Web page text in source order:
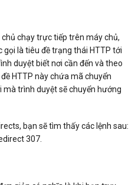
chạy trực tiếp trên máy chủ,
là tiêu đề trạng thái HTTP tới
duyệt biết nơi cần đến và theo
HTTP này chứa mã chuyển
trình duyệt sẽ chuyển hướng
bạn sẽ tìm thấy các lệnh sau:
307.